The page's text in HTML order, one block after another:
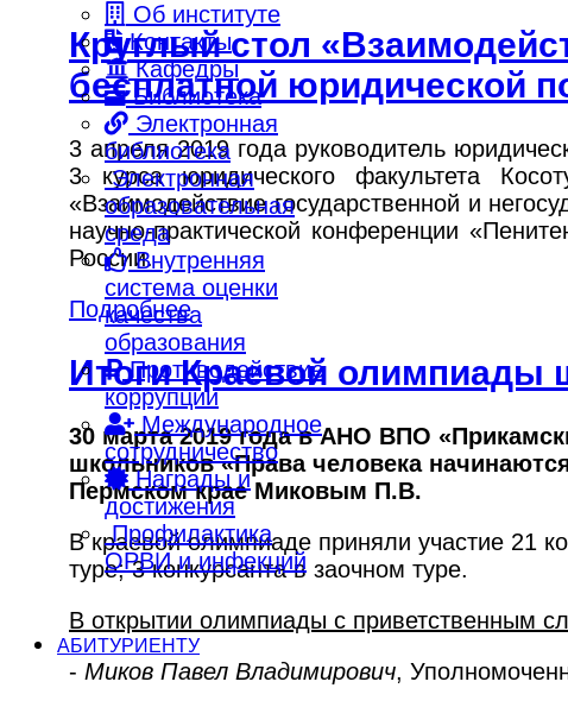
Об институте
Контакты
Кафедры
Библиотека
Электронная
библиотека
Электронная
образовательная
среда
Внутренняя
система оценки
качества
образования
Противодействие
коррупции
Международное
сотрудничество
Награды и
достижения
Профилактика
ОРВИ и инфекций
АБИТУРИЕНТУ
Круглый стол
бесплатной юридической
3 апреля 2019 года руководитель
3 курса юридического факультета
«Взаимодействие государственной и
научно-практической конференции
России.
Подробнее
Итоги Краевой олимпиады
30 марта 2019 года в АНО ВПО
школьников «Права человека
Пермском крае Миковым П.В.
В краевой олимпиаде приняли участие 21
туре; 3 конкурсанта в заочном туре.
В открытии олимпиады с приветственным
- Миков Павел Владимирович,